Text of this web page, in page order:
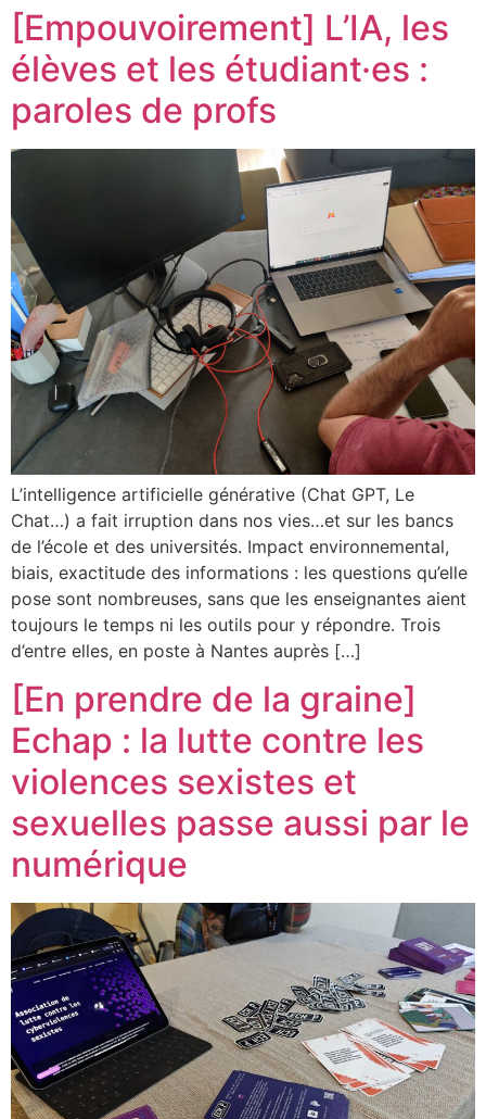
[Empouvoirement] L’IA, les
élèves et les étudiant·es :
paroles de profs
L’intelligence artificielle générative (Chat GPT, Le
Chat…) a fait irruption dans nos vies…et sur les bancs
de l’école et des universités. Impact environnemental,
biais, exactitude des informations : les questions qu’elle
pose sont nombreuses, sans que les enseignantes aient
toujours le temps ni les outils pour y répondre. Trois
d’entre elles, en poste à Nantes auprès […]
[En prendre de la graine]
Echap : la lutte contre les
violences sexistes et
sexuelles passe aussi par le
numérique